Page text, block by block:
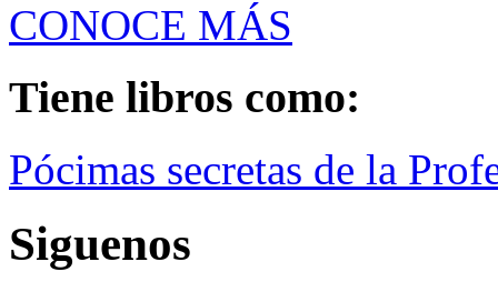
CONOCE MÁS
Tiene libros como:
Pócimas secretas de la
Siguenos